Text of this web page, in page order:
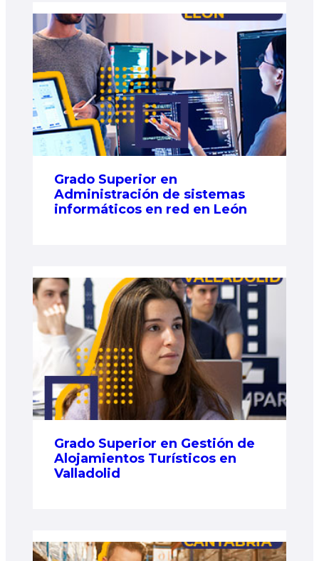
Grado Superior en
Administración de sistemas
informáticos en red en León
Grado Superior en Gestión de
Alojamientos Turísticos en
Valladolid